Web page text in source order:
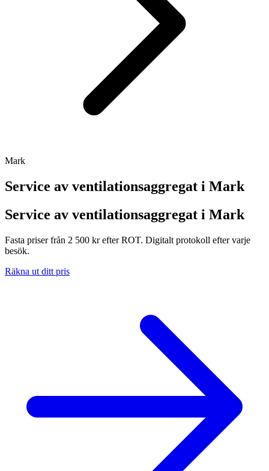
Mark
Service av ventilationsaggregat i Mark
Service av ventilationsaggregat i Mark
Fasta priser från 2 500 kr efter ROT. Digitalt protokoll efter varje
besök.
Räkna ut ditt pris